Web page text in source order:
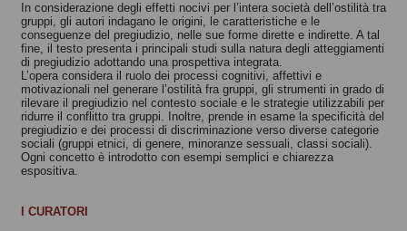
In considerazione degli effetti nocivi per l’intera società dell’ostilità tra
gruppi, gli autori indagano le origini, le caratteristiche e le
conseguenze del pregiudizio, nelle sue forme dirette e indirette. A tal
fine, il testo presenta i principali studi sulla natura degli atteggiamenti
di pregiudizio adottando una prospettiva integrata.
L’opera considera il ruolo dei processi cognitivi, affettivi e
motivazionali nel generare l’ostilità fra gruppi, gli strumenti in grado di
rilevare il pregiudizio nel contesto sociale e le strategie utilizzabili per
ridurre il conflitto tra gruppi. Inoltre, prende in esame la specificità del
pregiudizio e dei processi di discriminazione verso diverse categorie
sociali (gruppi etnici, di genere, minoranze sessuali, classi sociali).
Ogni concetto è introdotto con esempi semplici e chiarezza
espositiva.
I CURATORI